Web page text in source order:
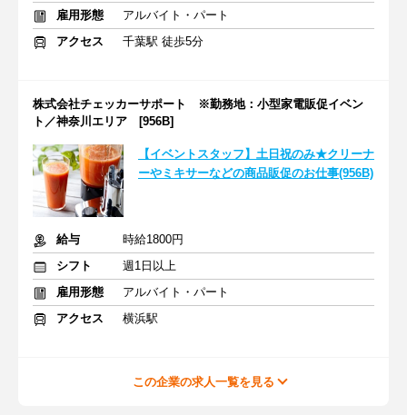
雇用形態
アルバイト・パート
アクセス
千葉駅 徒歩5分
株式会社チェッカーサポート ※勤務地：小型家電販促イベン
ト／神奈川エリア [956B]
【イベントスタッフ】土日祝のみ★クリーナ
ーやミキサーなどの商品販促のお仕事(956B)
給与
時給1800円
シフト
週1日以上
雇用形態
アルバイト・パート
アクセス
横浜駅
この企業の求人一覧を見る